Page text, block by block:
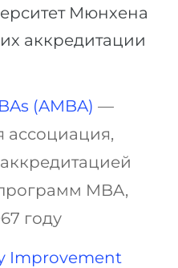
Мюнхена
аккредитации
(AMBA) —
MBA,
году
Improvement